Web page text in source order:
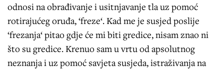
odnosi na obrađivanje i usitnjavanje tla uz pomoć
rotirajućeg oruđa, ‘freze‘. Kad me je susjed poslije
‘frezanja‘ pitao gdje će mi biti gredice, nisam znao ni
što su gredice. Krenuo sam u vrtu od apsolutnog
neznanja i uz pomoć savjeta susjeda, istraživanja na